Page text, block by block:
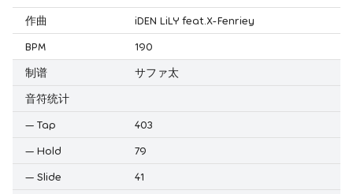
作曲
iDEN LiLY feat.X-Fenriey
BPM
190
制谱
サファ太
音符统计
— Tap
403
— Hold
79
— Slide
41